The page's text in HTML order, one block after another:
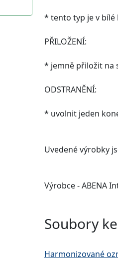
* tento typ je v bílé
PŘILOŽENÍ:
* jemně přiložit na
ODSTRANĚNÍ:
* uvolnit jeden
Uvedené výrobky
Výrobce - ABENA
Soubory
Harmonizované